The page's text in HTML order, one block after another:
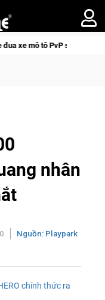
PvP sở hữu vật lý siêu thực
nhân
Nguồn: Playpark
chính thức ra